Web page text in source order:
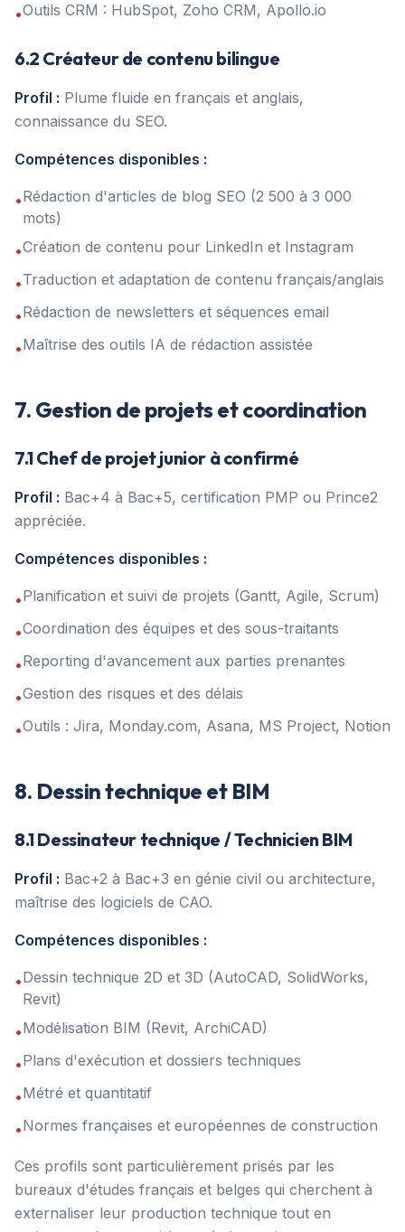
•Outils CRM : HubSpot, Zoho CRM, Apollo.io
6.2 Créateur de contenu bilingue
Profil : Plume fluide en français et anglais,
connaissance du SEO.
Compétences disponibles :
•Rédaction d'articles de blog SEO (2 500 à 3 000
mots)
•Création de contenu pour LinkedIn et Instagram
•Traduction et adaptation de contenu français/anglais
•Rédaction de newsletters et séquences email
•Maîtrise des outils IA de rédaction assistée
7. Gestion de projets et coordination
7.1 Chef de projet junior à confirmé
Profil : Bac+4 à Bac+5, certification PMP ou Prince2
appréciée.
Compétences disponibles :
•Planification et suivi de projets (Gantt, Agile, Scrum)
•Coordination des équipes et des sous-traitants
•Reporting d'avancement aux parties prenantes
•Gestion des risques et des délais
•Outils : Jira, Monday.com, Asana, MS Project, Notion
8. Dessin technique et BIM
8.1 Dessinateur technique / Technicien BIM
Profil : Bac+2 à Bac+3 en génie civil ou architecture,
maîtrise des logiciels de CAO.
Compétences disponibles :
•Dessin technique 2D et 3D (AutoCAD, SolidWorks,
Revit)
•Modélisation BIM (Revit, ArchiCAD)
•Plans d'exécution et dossiers techniques
•Métré et quantitatif
•Normes françaises et européennes de construction
Ces profils sont particulièrement prisés par les
bureaux d'études français et belges qui cherchent à
externaliser leur production technique tout en